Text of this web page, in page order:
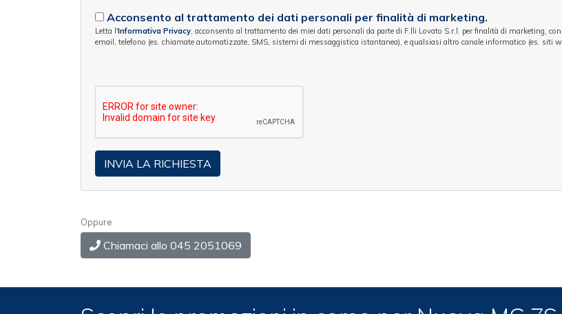
Acconsento al trattamento dei dati personali per finalità di marketing.
Letta l'Informativa Privacy, acconsento al trattamento dei miei dati personali da parte di F.lli Lovato S.r.l. per finalità di marketing,
email, telefono (es. chiamate automatizzate, SMS, sistemi di messaggistica istantanea), e qualsiasi altro canale informatico (es. siti
Oppure
Chiamaci allo 045 2051069